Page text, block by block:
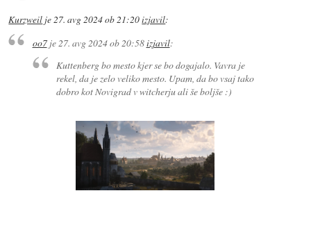
Kurzweil je27. avg 2024 ob 21:20izjavil:
oo7je 27. avg 2024 ob 20:58izjavil:
Kuttenberg bo mesto kjer se bo dogajalo. Vavra je
rekel, da je zelo veliko mesto. Upam, da bo vsaj tako
dobro kot Novigrad v witcherju ali še boljše :)